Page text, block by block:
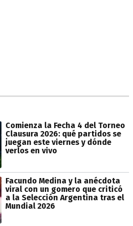
Comienza la Fecha 4 del Torneo
Clausura 2026: qué partidos se
juegan este viernes y dónde
verlos en vivo
Facundo Medina y la anécdota
viral con un gomero que criticó
a la Selección Argentina tras el
Mundial 2026